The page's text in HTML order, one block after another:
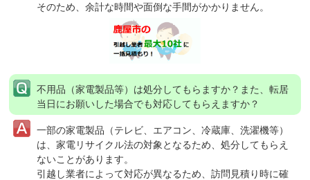
そのため、余計な時間や面倒な手間がかかりません。
不用品（家電製品等）は処分してもらますか？ また、転居
当日にお願いした場合でも対応してもらえますか？
一部の家電製品（テレビ、エアコン、冷蔵庫、洗濯機等）
は、家電リサイクル法の対象となるため、処分してもらえ
ないことがあります。
引越し業者によって対応が異なるため、訪問見積り時に確